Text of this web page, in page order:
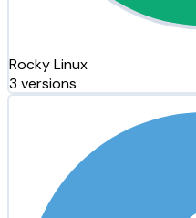
Rocky Linux
3 versions